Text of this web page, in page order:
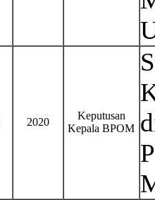
2020
Keputusan
Kepala BPOM